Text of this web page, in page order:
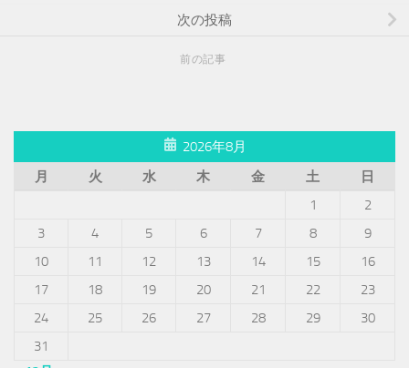
次の投稿
前の記事
2026年8月
月
火 水 木 金 土
日
1
2
3
4 5 6 7 8
9
10
11 12 13 14 15
16
17
18 19 20 21 22
23
24
25 26 27 28 29
30
31